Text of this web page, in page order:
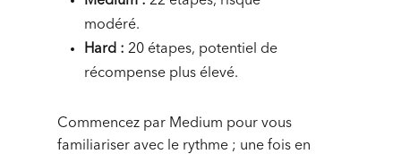
modéré.
Hard : 20 étapes, potentiel de
récompense plus élevé.
Commencez par Medium pour vous
familiariser avec le rythme ; une fois en